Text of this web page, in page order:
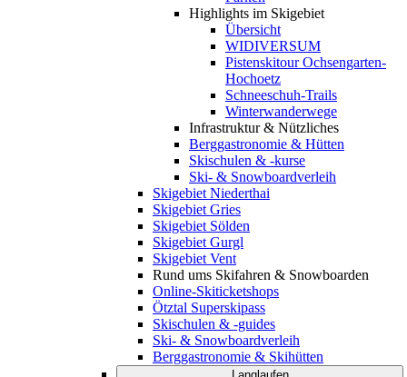
Highlights im Skigebiet
Übersicht
WIDIVERSUM
Pistenskitour Ochsengarten-
Hochoetz
Schneeschuh-Trails
Winterwanderwege
Infrastruktur & Nützliches
Berggastronomie & Hütten
Skischulen & -kurse
Ski- & Snowboardverleih
Skigebiet Niederthai
Skigebiet Gries
Skigebiet Sölden
Skigebiet Gurgl
Skigebiet Vent
Rund ums Skifahren & Snowboarden
Online-Skiticketshops
Ötztal Superskipass
Skischulen & -guides
Ski- & Snowboardverleih
Berggastronomie & Skihütten